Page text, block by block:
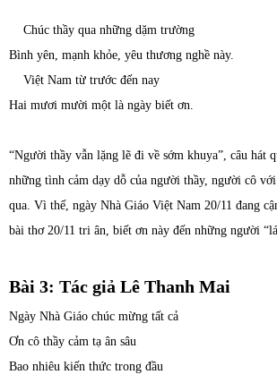
Chúc thầy qua những dặm trường
Bình yên, mạnh khỏe, yêu thương nghề này.
Việt Nam từ trước đến nay
Hai mươi mười một là ngày biết ơn.
“Người thầy vẫn lặng lẽ đi về sớm khuya”, câu hát
những tình cảm dạy dỗ của người thầy, người cô
qua. Vì thế, ngày Nhà Giáo Việt Nam 20/11 đang
bài thơ 20/11 tri ân, biết ơn này đến những người
Bài 3: Tác giả Lê Thanh Mai
Ngày Nhà Giáo chúc mừng tất cả
Ơn cô thầy cảm tạ ân sâu
Bao nhiêu kiến thức trong đầu